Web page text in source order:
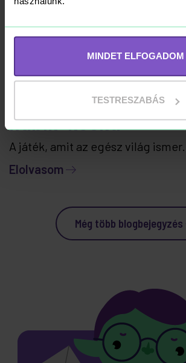
MINDET ELFOGADOM
TESTRESZABÁS
Rubik-kocka
A játék, amit az egész világ ismer...
Elolvasom
Még több blogbejegyzés